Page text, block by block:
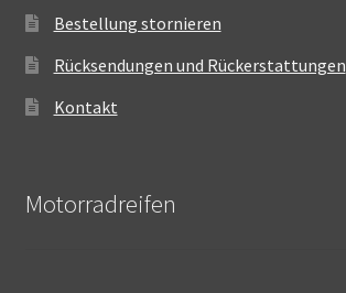
Bestellung stornieren
Rücksendungen und Rückerstattungen
Kontakt
Motorradreifen